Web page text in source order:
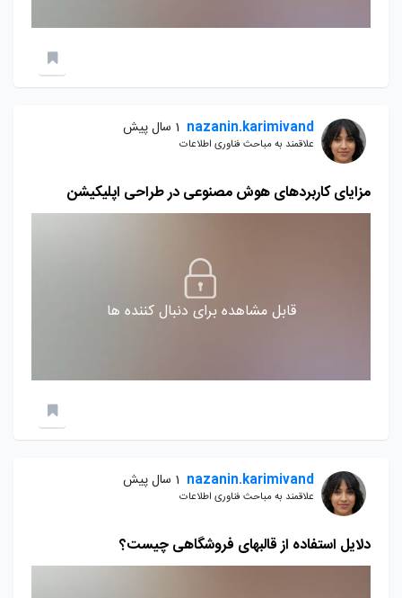
nazanin.karimivand 1 سال پیش
علاقمند به مباحث فناوری اطلاعات
مزایای کاربردهای هوش مصنوعی در طراحی اپلیکیشن
قابل مشاهده برای دنبال کننده ها
nazanin.karimivand 1 سال پیش
علاقمند به مباحث فناوری اطلاعات
دلایل استفاده از قالبهای فروشگاهی چیست؟